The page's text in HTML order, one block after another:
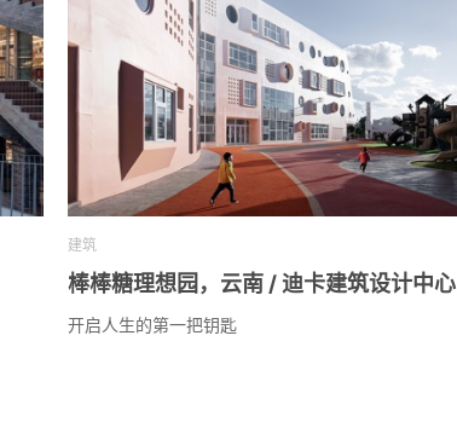
建筑
棒棒糖理想园，云南 / 迪卡建筑设计中心
开启人生的第一把钥匙